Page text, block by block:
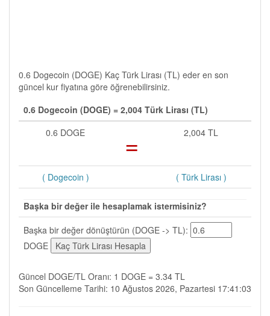
0.6 Dogecoin (DOGE) Kaç Türk Lirası (TL) eder en son
güncel kur fiyatına göre öğrenebilirsiniz.
0.6 Dogecoin (DOGE) = 2,004 Türk Lirası (TL)
0.6 DOGE
= 2,004 TL
( Dogecoin ) ( Türk Lirası )
Başka bir değer ile hesaplamak istermisiniz?
Başka bir değer dönüştürün (DOGE -> TL):
DOGE
Güncel DOGE/TL Oranı: 1 DOGE = 3.34 TL
Son Güncelleme Tarihi: 10 Ağustos 2026, Pazartesi 17:41:03